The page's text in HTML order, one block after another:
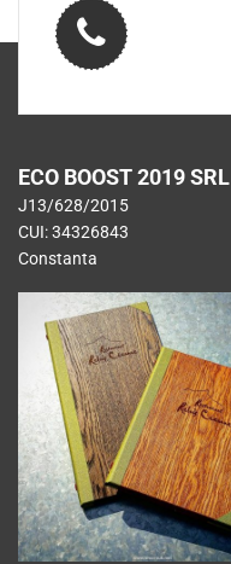
ECO BOOST 2019 SRL
J13/628/2015
CUI: 34326843
Constanta